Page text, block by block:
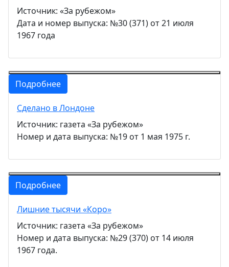
Источник: «За рубежом»
Дата и номер выпуска: №30 (371) от 21 июля
1967 года
Подробнее
Сделано в Лондоне
Источник: газета «За рубежом»
Номер и дата выпуска: №19 от 1 мая 1975 г.
Подробнее
Лишние тысячи «Коро»
Источник: газета «За рубежом»
Номер и дата выпуска: №29 (370) от 14 июля
1967 года.